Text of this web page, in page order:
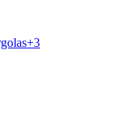
+3